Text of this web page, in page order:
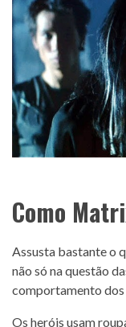
Como
Assusta bastante o
não só na questão
comportamento dos
Os heróis usam